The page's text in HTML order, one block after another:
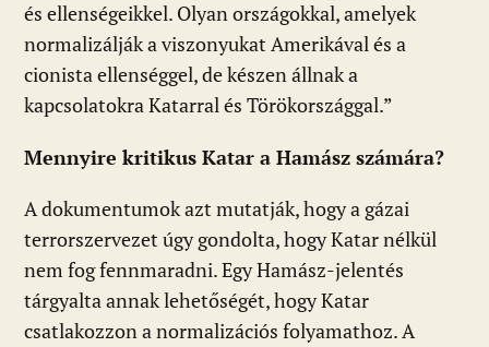
és ellenségeikkel. Olyan országokkal, amelyek
normalizálják a viszonyukat Amerikával és a
cionista ellenséggel, de készen állnak a
kapcsolatokra Katarral és Törökországgal.”
Mennyire kritikus Katar a Hamász számára?
A dokumentumok azt mutatják, hogy a gázai
terrorszervezet úgy gondolta, hogy Katar nélkül
nem fog fennmaradni. Egy Hamász-jelentés
tárgyalta annak lehetőségét, hogy Katar
csatlakozzon a normalizációs folyamathoz. A